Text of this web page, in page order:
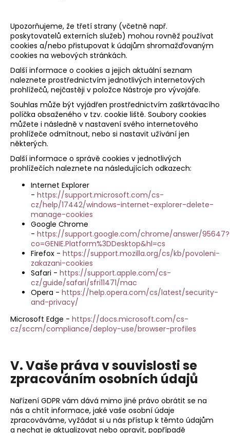
Upozorňujeme, že třetí strany (včetně např.
poskytovatelů externích služeb) mohou rovněž používat
cookies a/nebo přistupovat k údajům shromažďovaným
cookies na webových stránkách.
Další informace o cookies a jejich aktuální seznam
naleznete prostřednictvím jednotlivých internetových
prohlížečů, nejčastěji v položce Nástroje pro vývojáře.
Souhlas může být vyjádřen prostřednictvím zaškrtávacího
políčka obsaženého v tzv. cookie liště. Soubory cookies
můžete i následně v nastavení svého internetového
prohlížeče odmítnout, nebo si nastavit užívání jen
některých.
Další informace o správě cookies v jednotlivých
prohlížečích naleznete na následujících odkazech:
Internet Explorer
- https://support.microsoft.com/cs-
cz/help/17442/windows-internet-explorer-delete-
manage-cookies
Google Chrome
- https://support.google.com/chrome/answer/95647?
co=GENIE.Platform%3DDesktop&hl=cs
Firefox - https://support.mozilla.org/cs/kb/povoleni-
zakazani-cookies
Safari - https://support.apple.com/cs-
cz/guide/safari/sfri11471/mac
Opera - https://help.opera.com/cs/latest/security-
and-privacy/
Microsoft Edge - https://docs.microsoft.com/cs-
cz/sccm/compliance/deploy-use/browser-profiles
V. Vaše práva v souvislosti se
zpracováním osobních údajů
Nařízení GDPR vám dává mimo jiné právo obrátit se na
nás a chtít informace, jaké vaše osobní údaje
zpracováváme, vyžádat si u nás přístup k těmto údajům
a nechat je aktualizovat nebo opravit, popřípadě